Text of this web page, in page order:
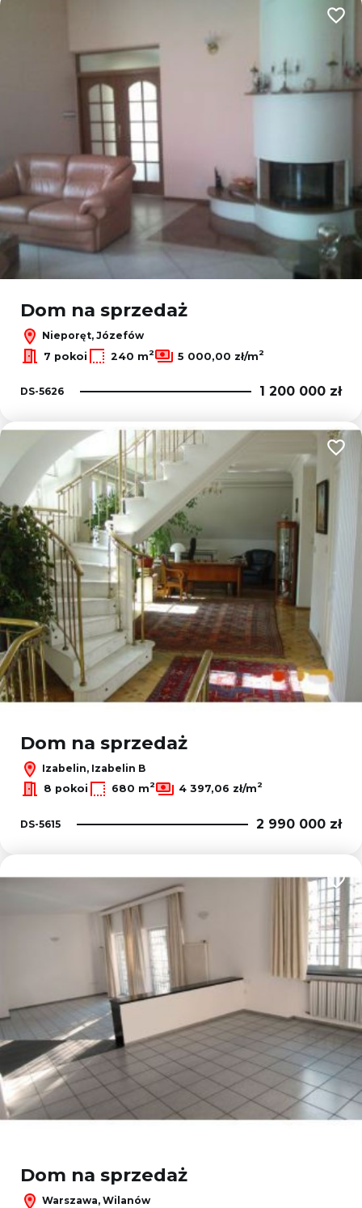
Dom na sprzedaż
Nieporęt, Józefów
7 pokoi
240 m2 5 000,00 zł/m2
DS-5626 1 200 000 zł
Dom na sprzedaż
Izabelin, Izabelin B
8 pokoi
680 m2 4 397,06 zł/m2
DS-5615 2 990 000 zł
Dom na sprzedaż
Warszawa, Wilanów